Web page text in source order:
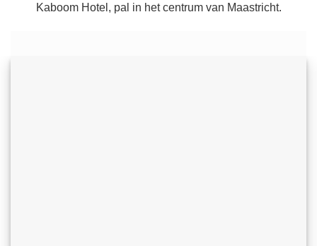
Kaboom Hotel, pal in het centrum van Maastricht.